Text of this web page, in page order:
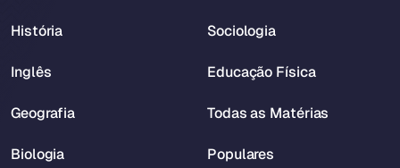
História
Inglês
Geografia
Biologia
Sociologia
Educação Física
Todas as Matérias
Populares